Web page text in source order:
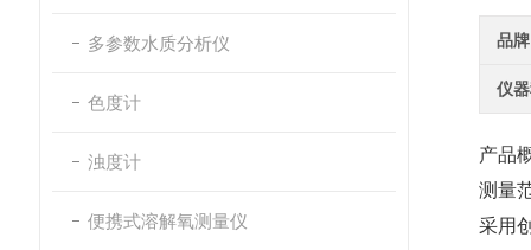
多参数水质分析仪
色度计
浊度计
便携式溶解氧测量仪
品牌
仪
产品
测量
采用